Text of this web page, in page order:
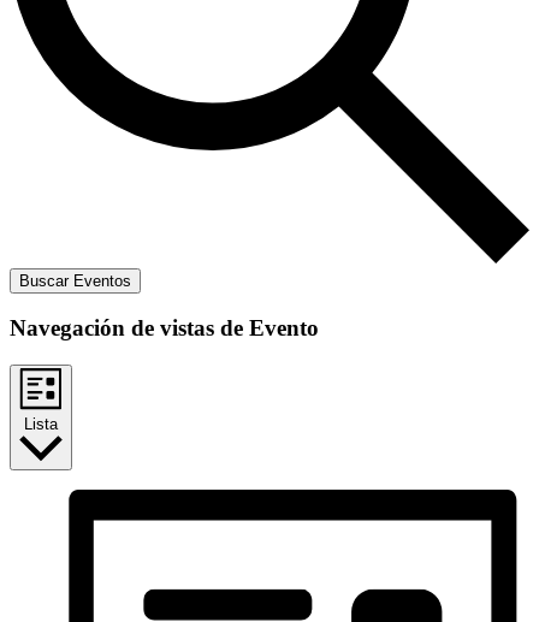
Buscar Eventos
Navegación de vistas de Evento
Lista